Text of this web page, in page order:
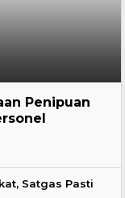
Penipuan
Satgas Pasti